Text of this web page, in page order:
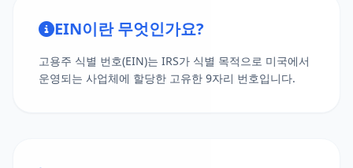
80-2421891
EIN이란 무엇인가요?
고용주 식별 번호(EIN)는 IRS가 식별 목적으로 미국에서
운영되는 사업체에 할당한 고유한 9자리 번호입니다.